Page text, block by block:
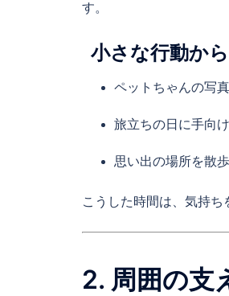
す。
小さな行動か
ペットちゃんの写
旅立ちの日に手向
思い出の場所を散
こうした時間は、気持ち
2. 周囲の支